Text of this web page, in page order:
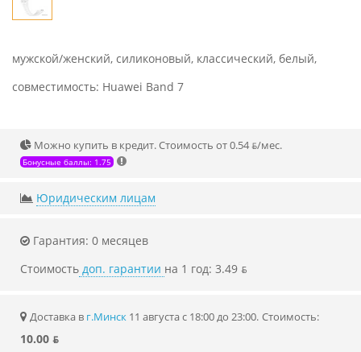
мужской/женский, силиконовый, классический, белый,
совместимость: Huawei Band 7
Можно купить в кредит. Стоимость от 0.54 ƃ/мec.
Бонусные баллы: 1.75
Юридическим лицам
Гарантия: 0 месяцев
Стоимость доп. гарантии на 1 год: 3.49 ƃ
Доставка в г.Минск 11 августа с 18:00 до 23:00. Стоимость:
10.00 ƃ